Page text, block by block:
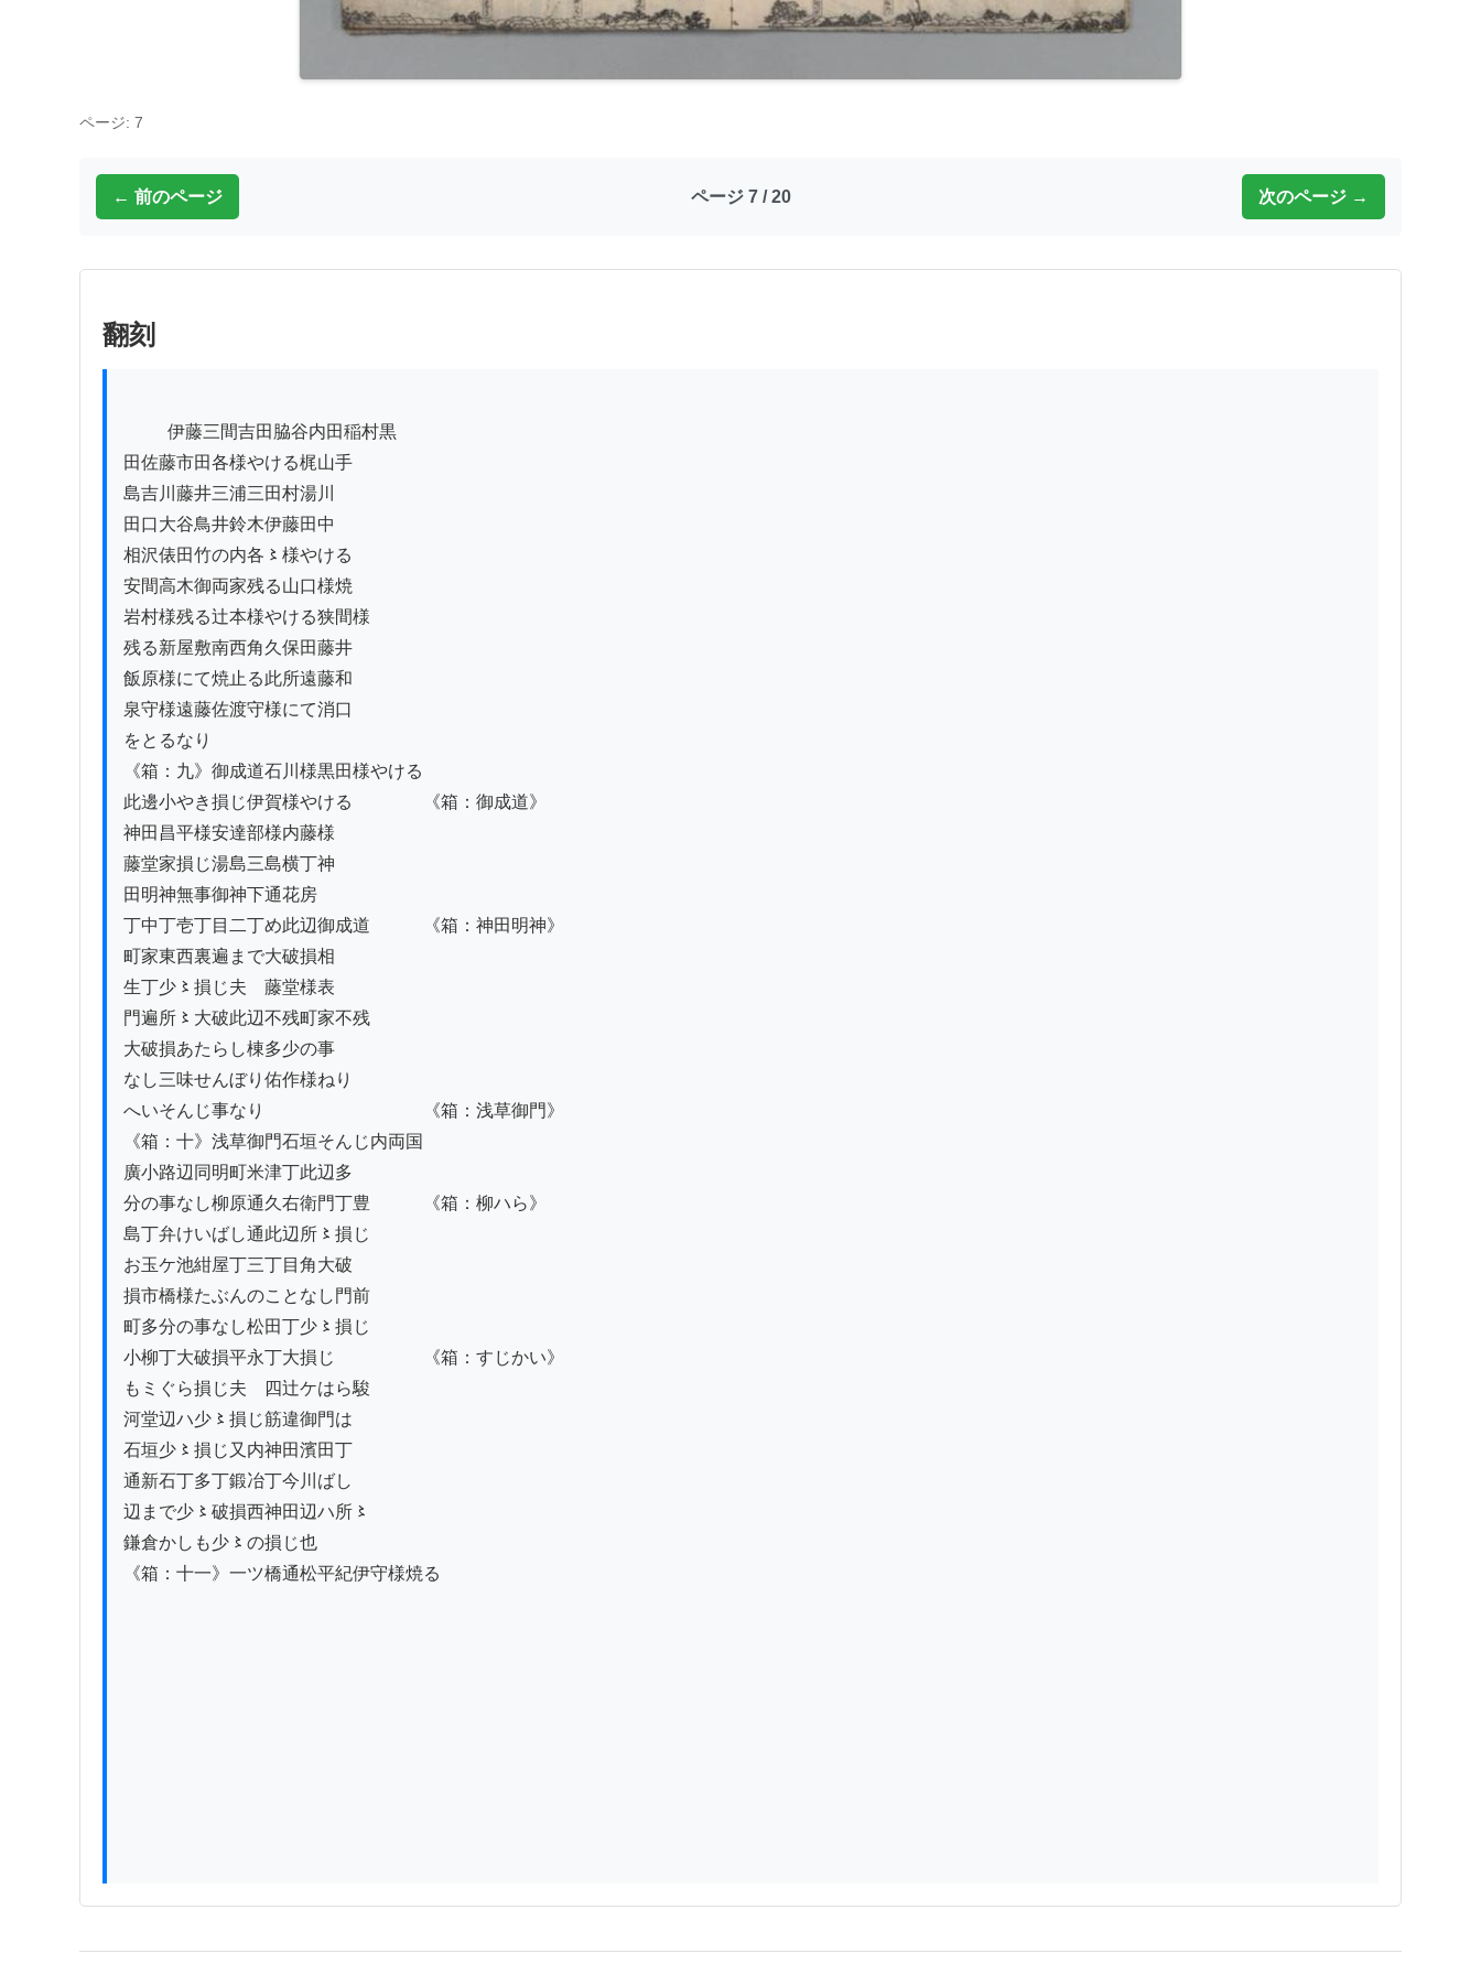
ページ: 7
← 前のページ ページ 7 / 20 次のページ →
翻刻
田佐藤市田各様やける梶山手
島吉川藤井三浦三田村湯川
田口大谷鳥井鈴木伊藤田中
相沢俵田竹の内各〻様やける
安間高木御両家残る山口様焼
岩村様残る辻本様やける狭間様
残る新屋敷南西角久保田藤井
飯原様にて焼止る此所遠藤和
泉守様遠藤佐渡守様にて消口
をとるなり
《箱：九》御成道石川様黒田様やける
此邊小やき損じ伊賀様やける　　　　《箱：御成道》
神田昌平様安達部様内藤様
藤堂家損じ湯島三島横丁神
田明神無事御神下通花房
丁中丁壱丁目二丁め此辺御成道　　　《箱：神田明神》
町家東西裏遍まで大破損相
生丁少〻損じ夫ゟ藤堂様表
門遍所〻大破此辺不残町家不残
大破損あたらし棟多少の事
なし三味せんぼり佑作様ねり
へいそんじ事なり　　　　　　　　　《箱：浅草御門》
《箱：十》浅草御門石垣そんじ内両国
廣小路辺同明町米津丁此辺多
分の事なし柳原通久右衛門丁豊　　　《箱：柳ハら》
島丁弁けいばし通此辺所〻損じ
お玉ケ池紺屋丁三丁目角大破
損市橋様たぶんのことなし門前
町多分の事なし松田丁少〻損じ
小柳丁大破損平永丁大損じ　　　　　《箱：すじかい》
もミぐら損じ夫ゟ四辻ケはら駿
河堂辺ハ少〻損じ筋違御門は
石垣少〻損じ又内神田濱田丁
通新石丁多丁鍛冶丁今川ばし
辺まで少〻破損西神田辺ハ所〻
鎌倉かしも少〻の損じ也
《箱：十一》一ツ橋通松平紀伊守様焼る